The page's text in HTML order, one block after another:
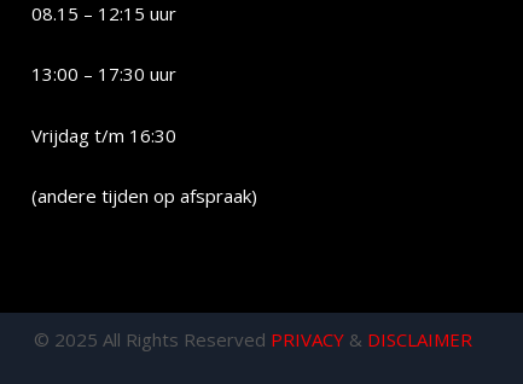
08.15 – 12:15 uur
13:00 – 17:30 uur
Vrijdag t/m 16:30
(andere tijden op afspraak)
© 2025 All Rights Reserved PRIVACY& DISCLAIMER